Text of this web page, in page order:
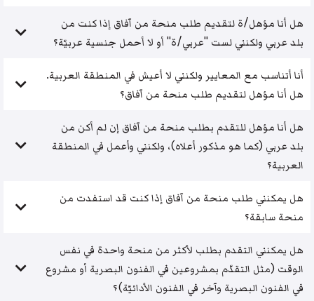
هل أنا مؤهل/ة لتقديم طلب منحة من آفاق إذا كنت من
بلد عربي ولكنني لست "عربي/ة" أو لا أحمل جنسية عربيّة؟
أنا أتناسب مع المعايير ولكنني لا أعيش في المنطقة العربية.
هل أنا مؤهل لتقديم طلب منحة من آفاق؟
هل أنا مؤهل للتقدم بطلب منحة من آفاق إن لم أكن من
بلد عربي (كما هو مذكور أعلاه)، ولكنني وأعمل في المنطقة
العربية؟
هل يمكنني طلب منحة من آفاق إذا كنت قد استفدت من
منحة سابقة؟
هل يمكنني التقدم بطلب لأكثر من منحة واحدة في نفس
الوقت (مثل التقدّم بمشروعين في الفنون البصرية أو مشروع
في الفنون البصرية وآخر في الفنون الأدائيّة)؟